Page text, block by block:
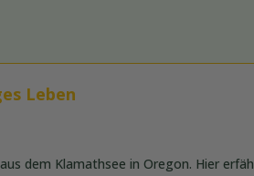
Leben
dem Klamathsee in Oregon. Hier